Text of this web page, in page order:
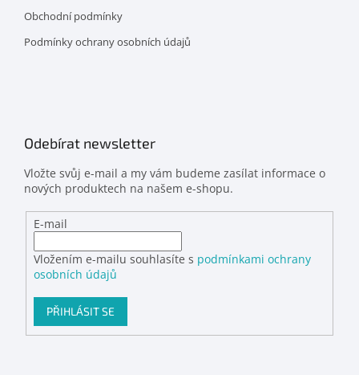
Obchodní podmínky
Podmínky ochrany osobních údajů
Odebírat newsletter
Vložte svůj e-mail a my vám budeme zasílat informace o
nových produktech na našem e-shopu.
E-mail
Vložením e-mailu souhlasíte s podmínkami ochrany
osobních údajů
PŘIHLÁSIT SE